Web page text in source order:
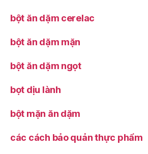
bột ăn dặm cerelac
bột ăn dặm mặn
bột ăn dặm ngọt
bọt dịu lành
bột mặn ăn dặm
các cách bảo quản thực phẩm